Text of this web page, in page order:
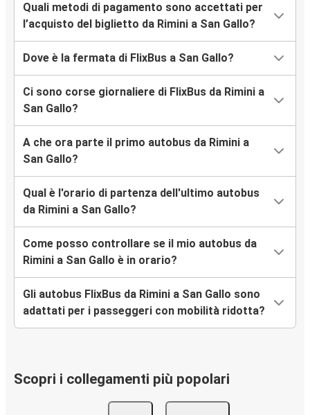
Quali metodi di pagamento sono accettati per
l’acquisto del biglietto da Rimini a San Gallo?
Dove è la fermata di FlixBus a San Gallo?
Ci sono corse giornaliere di FlixBus da Rimini a
San Gallo?
A che ora parte il primo autobus da Rimini a
San Gallo?
Qual è l'orario di partenza dell'ultimo autobus
da Rimini a San Gallo?
Come posso controllare se il mio autobus da
Rimini a San Gallo è in orario?
Gli autobus FlixBus da Rimini a San Gallo sono
adattati per i passeggeri con mobilità ridotta?
Scopri i collegamenti più popolari